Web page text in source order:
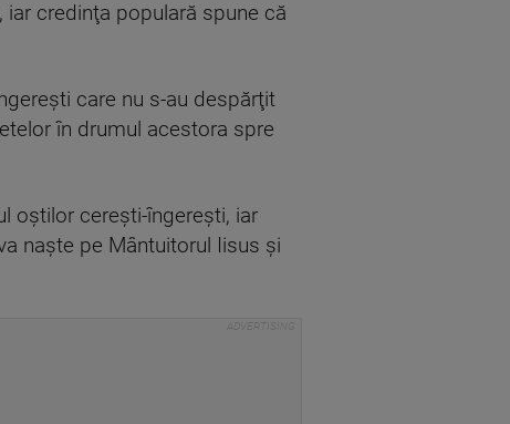
credinţa populară spune că
care nu s-au despărţit
în drumul acestora spre
oştilor cereşti-îngereşti, iar
naşte pe Mântuitorul Iisus şi